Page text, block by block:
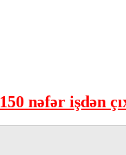
150 nəfər işdən